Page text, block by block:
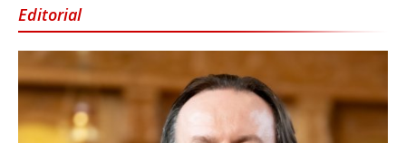
Editorial